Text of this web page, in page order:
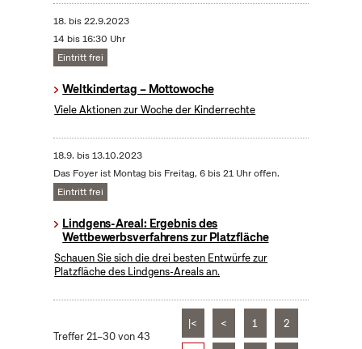
18. bis22.9.2023
14 bis 16:30 Uhr
Eintritt frei
Weltkindertag – Mottowoche
Viele Aktionen zur Woche der Kinderrechte
18.9. bis13.10.2023
Das Foyer ist Montag bis Freitag, 6 bis 21 Uhr offen.
Eintritt frei
Lindgens-Areal: Ergebnis des
Wettbewerbsverfahrens zur Platzfläche
Schauen Sie sich die drei besten Entwürfe zur
Platzfläche des Lindgens-Areals an.
Treffer 21–30 von 43
|< < 1 2